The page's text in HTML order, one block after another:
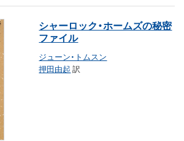
シャーロック・ホームズの秘密
ファイル
ジューン・トムスン
押田由起 訳